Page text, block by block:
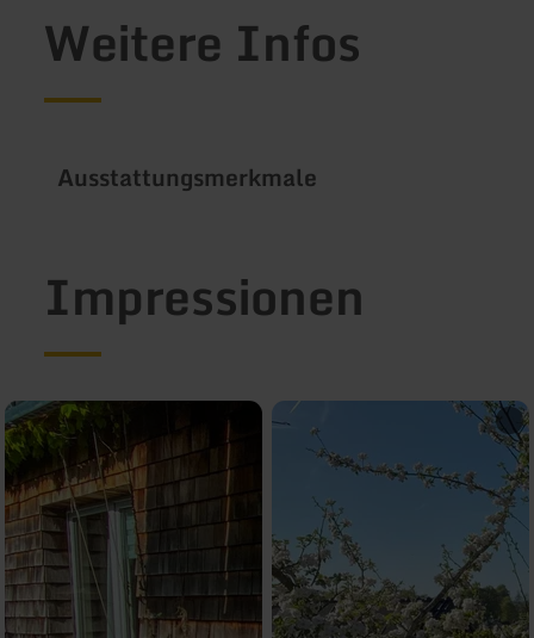
Weitere Infos
Ausstattungsmerkmale
Impressionen